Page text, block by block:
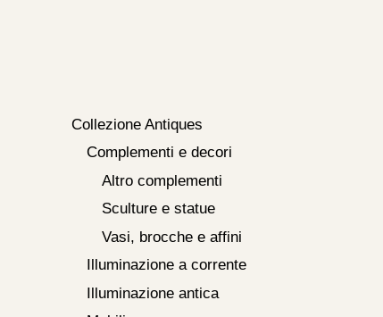
Collezione Antiques
Complementi e decori
Altro complementi
Sculture e statue
Vasi, brocche e affini
Illuminazione a corrente
Illuminazione antica